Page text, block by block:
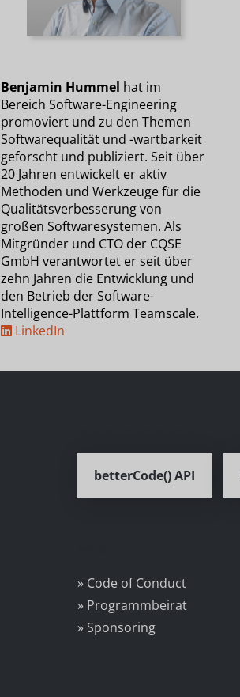
Benjamin Hummel hat im
Bereich Software-Engineering
promoviert und zu den Themen
Softwarequalität und -wartbarkeit
geforscht und publiziert. Seit über
20 Jahren entwickelt er aktiv
Methoden und Werkzeuge für die
Qualitätsverbesserung von
großen Softwaresystemen. Als
Mitgründer und CTO der CQSE
GmbH verantwortet er seit über
zehn Jahren die Entwicklung und
den Betrieb der Software-
Intelligence-Plattform Teamscale.
LinkedIn
betterCode() API
» Code of Conduct
» Programmbeirat
» Sponsoring